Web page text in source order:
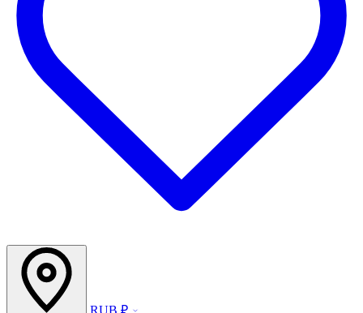
RUB ₽